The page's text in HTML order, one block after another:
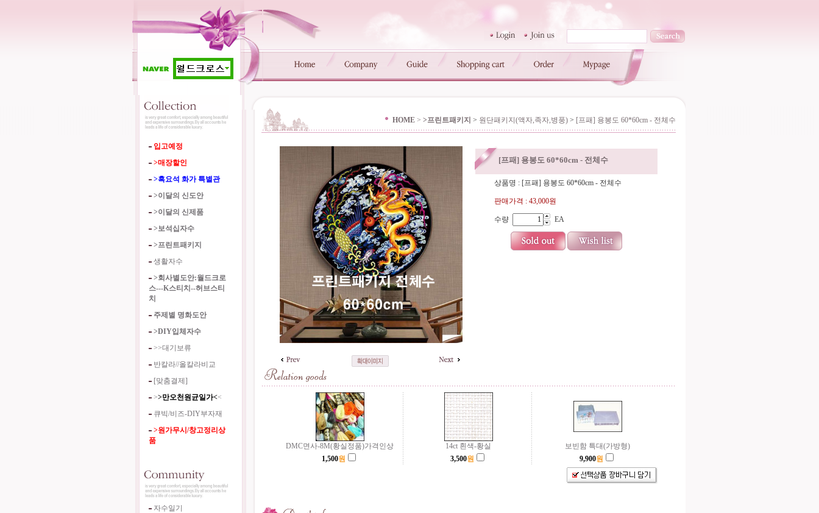
입고예정
>매장할인
>흑요석 화가 특별관
>이달의 신도안
>이달의 신제품
>보석십자수
>프린트패키지
생활자수
>회사별도안:월드크로
스---K스티치--허브스티
치
주제별 명화도안
>DIY입체자수
>>대기보류
반칼라//올칼라비교
[맞춤결제]
>>만오천원균일가<<
큐빅/비즈-DIY부자재
>원가무시/창고정리상
품
자수일기
HOME > >프린트패키지 > 원단패키지(액자,족자,병풍) > [프패] 용봉도 60*60cm - 전체수
[프패] 용봉도 60*60cm - 전체수
상품명 : [프패] 용봉도 60*60cm - 전체수
판매가격 : 43,000원
수량 EA
DMC면사-8M(황실정품)가격인상 14ct 흰색-황실
보빈함 특대(가방형)
1,500원 3,500원 9,900원